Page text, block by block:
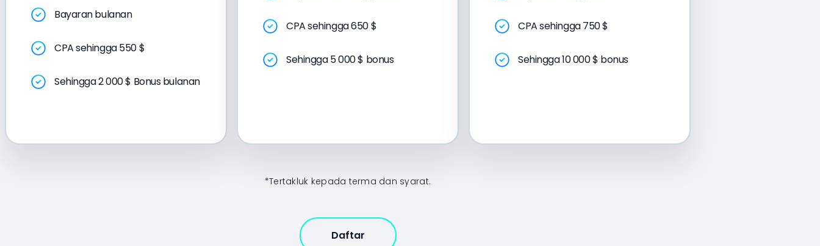
Bayaran bulanan
CPA sehingga 550 $
Sehingga 2 000 $ Bonus bulanan
CPA sehingga 650 $
Sehingga 5 000 $ bonus
CPA sehingga 750 $
Sehingga 10 000 $ bonus
*Tertakluk kepada terma dan syarat.
Daftar